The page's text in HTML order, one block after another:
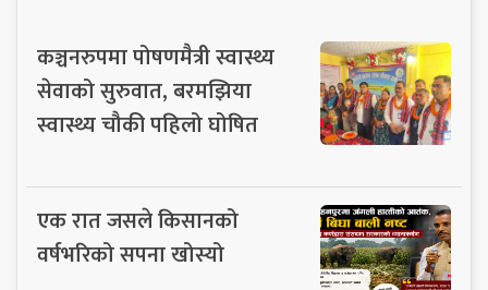
कञ्चनरुपमा पोषणमैत्री स्वास्थ्य
सेवाको सुरुवात, बरमझिया
स्वास्थ्य चौकी पहिलो घोषित
एक रात जसले किसानको
वर्षभरिको सपना खोस्यो